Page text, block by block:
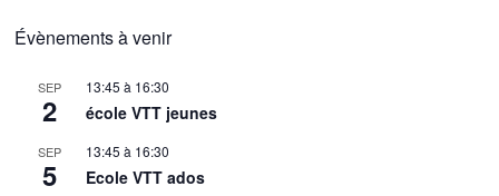
Évènements à venir
SEP
2
13:45 à 16:30
école VTT jeunes
SEP
5
13:45 à 16:30
Ecole VTT ados